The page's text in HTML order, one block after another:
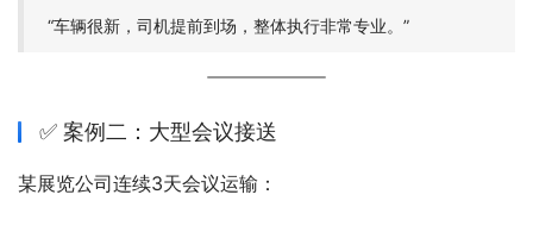
“车辆很新，司机提前到场，整体执行非常专业。”
✅ 案例二：大型会议接送
某展览公司连续3天会议运输：